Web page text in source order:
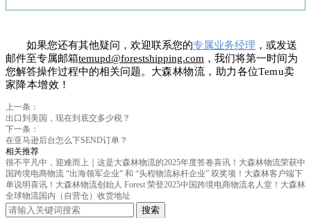
如果您还有其他疑问，欢迎联系您的专属业务经理 ，或发送
邮件至专属邮箱temupd@forestshipping.com ，我们将第一时间为
您解答操作过程中的相关问题。 大森林物流，助力各位Temu卖
家降本增效！
上一条：
出口到美国，现在到底交多少税？
下一条：
在亚马逊后台怎么下SEND订单？
相关推荐
很不平凡中，迎难而上｜这是大森林物流的2025年度答卷喜讯！大森林物流荣获中
国跨境电商物流 “出海领军企业” 和 “头程物流标杆企业” 双奖项！ 大森林客户端下
单说明喜讯！大森林物流创始人 Forest 荣登2025中国跨境电商物流名人堂！ 大森林
全球物流国内（自营仓）收货地址
搜索